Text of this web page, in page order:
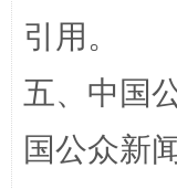
这是
引用。
五、中国
国公众新